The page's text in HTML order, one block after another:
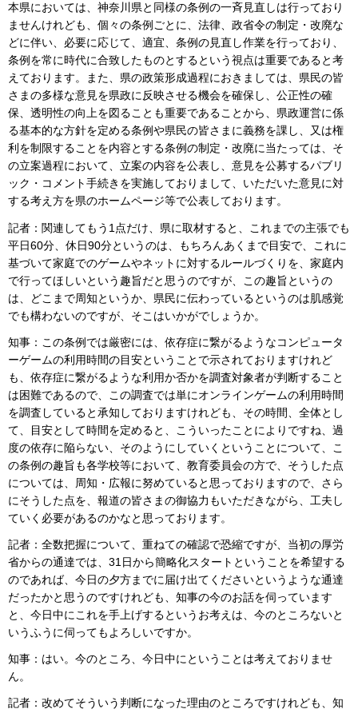
本県においては、神奈川県と同様の条例の一斉見直しは行っており
ませんけれども、個々の条例ごとに、法律、政省令の制定・改廃な
どに伴い、必要に応じて、適宜、条例の見直し作業を行っており、
条例を常に時代に合致したものとするという視点は重要であると考
えております。また、県の政策形成過程におきましては、県民の皆
さまの多様な意見を県政に反映させる機会を確保し、公正性の確
保、透明性の向上を図ることも重要であることから、県政運営に係
る基本的な方針を定める条例や県民の皆さまに義務を課し、又は権
利を制限することを内容とする条例の制定・改廃に当たっては、そ
の立案過程において、立案の内容を公表し、意見を公募するパブリ
ック・コメント手続きを実施しておりまして、いただいた意見に対
する考え方を県のホームページ等で公表しております。
記者：関連してもう1点だけ、県に取材すると、これまでの主張でも
平日60分、休日90分というのは、もちろんあくまで目安で、これに
基づいて家庭でのゲームやネットに対するルールづくりを、家庭内
で行ってほしいという趣旨だと思うのですが、この趣旨というの
は、どこまで周知というか、県民に伝わっているというのは肌感覚
でも構わないのですが、そこはいかがでしょうか。
知事：この条例では厳密には、依存症に繋がるようなコンピュータ
ーゲームの利用時間の目安ということで示されておりますけれど
も、依存症に繋がるような利用か否かを調査対象者が判断すること
は困難であるので、この調査では単にオンラインゲームの利用時間
を調査していると承知しておりますけれども、その時間、全体とし
て、目安として時間を定めると、こういったことによりですね、過
度の依存に陥らない、そのようにしていくということについて、こ
の条例の趣旨も各学校等において、教育委員会の方で、そうした点
については、周知・広報に努めていると思っておりますので、さら
にそうした点を、報道の皆さまの御協力もいただきながら、工夫し
ていく必要があるのかなと思っております。
記者：全数把握について、重ねての確認で恐縮ですが、当初の厚労
省からの通達では、31日から簡略化スタートということを希望する
のであれば、今日の夕方までに届け出てくださいというような通達
だったかと思うのですけれども、知事の今のお話を伺っています
と、今日中にこれを手上げするというお考えは、今のところないと
いうふうに伺ってもよろしいですか。
知事：はい。今のところ、今日中にということは考えておりませ
ん。
記者：改めてそういう判断になった理由のところですけれども、知